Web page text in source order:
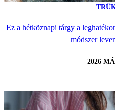
Ez a hétköznapi tárgy a
módszer
2026